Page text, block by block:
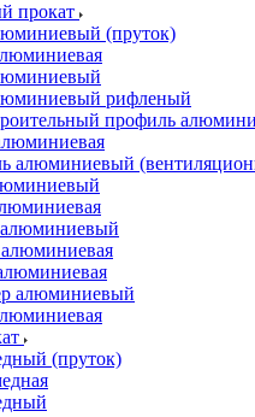
прокат
(пруток)
рифленый
профиль
алюминиевый
алюминиевый
(пруток)